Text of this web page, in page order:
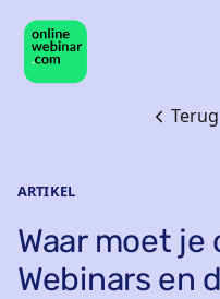
ARTIKEL
Waar moet
Webinars en